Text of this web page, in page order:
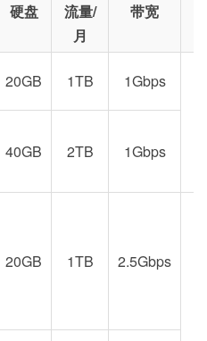
硬盘
流量/
月
带宽
20GB 1TB 1Gbps
40GB 2TB 1Gbps
20GB 1TB 2.5Gbps